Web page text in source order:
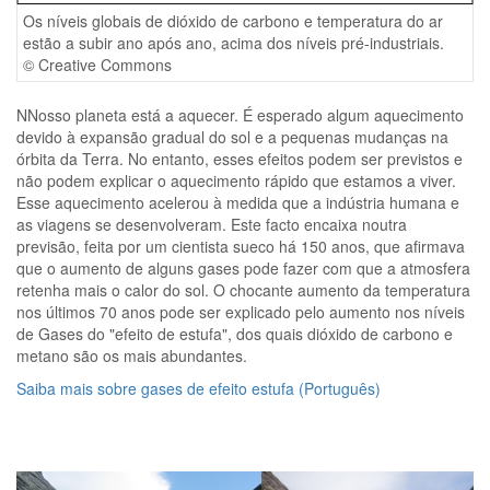
Os níveis globais de dióxido de carbono e temperatura do ar
estão a subir ano após ano, acima dos níveis pré-industriais.
© Creative Commons
NNosso planeta está a aquecer. É esperado algum aquecimento
devido à expansão gradual do sol e a pequenas mudanças na
órbita da Terra. No entanto, esses efeitos podem ser previstos e
não podem explicar o aquecimento rápido que estamos a viver.
Esse aquecimento acelerou à medida que a indústria humana e
as viagens se desenvolveram. Este facto encaixa noutra
previsão, feita por um cientista sueco há 150 anos, que afirmava
que o aumento de alguns gases pode fazer com que a atmosfera
retenha mais o calor do sol. O chocante aumento da temperatura
nos últimos 70 anos pode ser explicado pelo aumento nos níveis
de Gases do "efeito de estufa", dos quais dióxido de carbono e
metano são os mais abundantes.
Saiba mais sobre gases de efeito estufa (Português)